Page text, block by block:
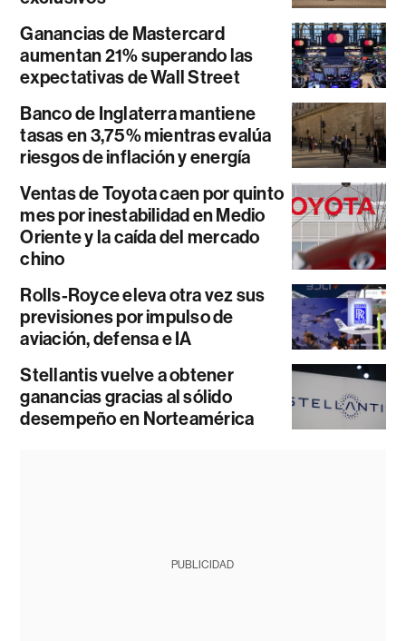
Ganancias de Mastercard
aumentan 21% superando las
expectativas de Wall Street
Banco de Inglaterra mantiene
tasas en 3,75% mientras evalúa
riesgos de inflación y energía
Ventas de Toyota caen por quinto
mes por inestabilidad en Medio
Oriente y la caída del mercado
chino
Rolls-Royce eleva otra vez sus
previsiones por impulso de
aviación, defensa e IA
Stellantis vuelve a obtener
ganancias gracias al sólido
desempeño en Norteamérica
PUBLICIDAD